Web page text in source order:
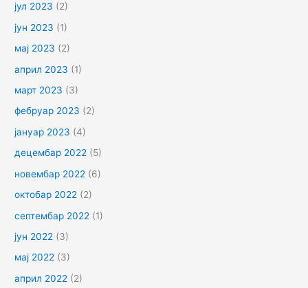
јул 2023 (2)
јун 2023 (1)
мај 2023 (2)
април 2023 (1)
март 2023 (3)
фебруар 2023 (2)
јануар 2023 (4)
децембар 2022 (5)
новембар 2022 (6)
октобар 2022 (2)
септембар 2022 (1)
јун 2022 (3)
мај 2022 (3)
април 2022 (2)